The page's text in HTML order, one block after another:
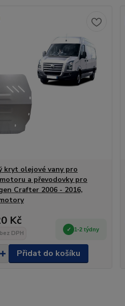
kryt olejové vany pro
a převodovky pro
Crafter 2006 - 2016,
Kč
DPH
1-2 týdny
Přidat do košíku